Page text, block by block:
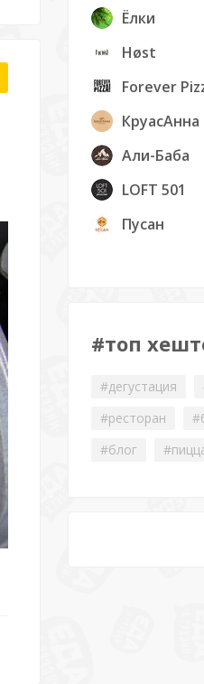
Ёлки
Høst
Forever
КруасАнна
Али-Баба
LOFT 501
Пусан
#топ
#дегустация
#ресторан
#блог